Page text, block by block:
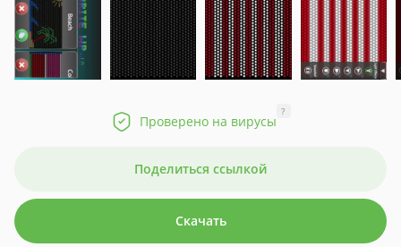
Проверено на вирусы
?
Поделиться ссылкой
Скачать